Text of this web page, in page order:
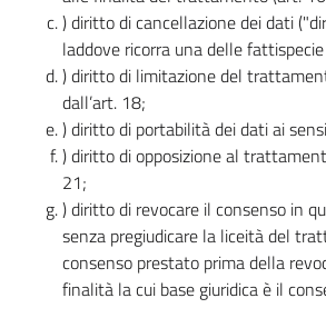
) diritto di cancellazione dei dati
laddove ricorra una delle
) diritto di limitazione del
dall’art. 18;
) diritto di portabilità dei dati ai
) diritto di opposizione al
21;
) diritto di revocare il consenso in
senza pregiudicare la liceità del
consenso prestato prima della
finalità la cui base giuridica è il